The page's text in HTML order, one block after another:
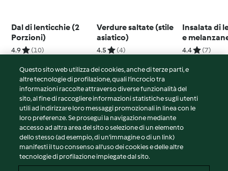
Dal di lenticchie (2
Porzioni)
4.9 (10)
Verdure saltate (stile
asiatico)
4.5 (4)
Insalata di
e
4.4 (7)
© Copyright 2026
Termini del servizio
Informativa sulla privacy
Avvertenze generali
Note legali
Questo sito web utilizza dei cookies, anche di terze parti, e
altre tecnologie di profilazione, quali l’incrocio tra
informazioni raccolte attraverso diverse funzionalità del
sito, al fine di raccogliere informazioni statistiche sugli utenti
utili ad indirizzare loro messaggi promozionali in linea con le
loro preferenze. Se prosegui la navigazione mediante
accesso ad altra area del sito o selezione di un elemento
dello stesso (ad esempio, di un'immagine o di un link)
manifesti il tuo consenso all'uso dei cookies e delle altre
tecnologie di profilazione impiegate dal sito.